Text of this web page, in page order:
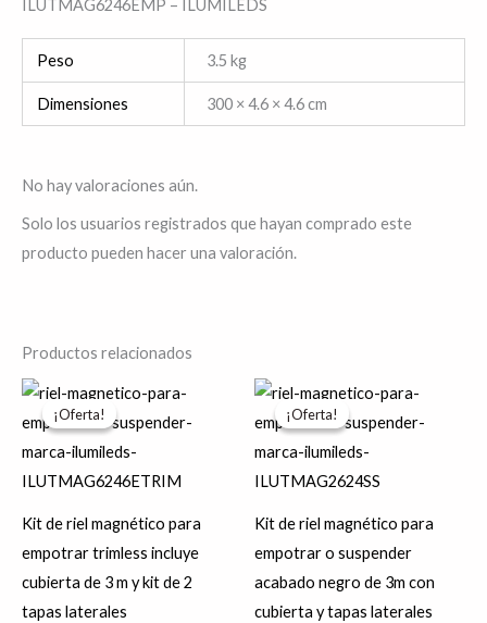
ILUTMAG6246EMP – ILUMILEDS
Peso 3.5 kg
Dimensiones 300 × 4.6 × 4.6 cm
No hay valoraciones aún.
Solo los usuarios registrados que hayan comprado este
producto pueden hacer una valoración.
Productos relacionados
¡Oferta!
¡Oferta!
Kit de riel magnético para
empotrar trimless incluye
cubierta de 3 m y kit de 2
tapas laterales
El
precio
original
era:
$2,233.21.
El
precio
actual
¡Oferta!
¡Oferta!
Kit de riel magnético para
empotrar o suspender
acabado negro de 3m con
cubierta y tapas laterales
El
precio
original
era:
$1,431.00.
El
precio
actual